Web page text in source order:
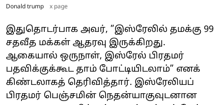
Donald trump x page
இதுதொடர்பாக அவர், ”இஸ்ரேலில் தமக்கு 99
சதவீத மக்கள் ஆதரவு இருக்கிறது.
ஆகையால் ஒருநாள், இஸ்ரேல் பிரதமர்
பதவிக்குக்கூட தாம் போட்டியிடலாம்” எனக்
கிண்டலாகத் தெரிவித்தார். இஸ்ரேலியப்
பிரதமர் பெஞ்சமின் நெதன்யாகுவுடனான